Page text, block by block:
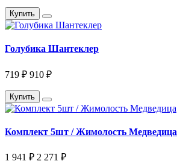
Купить
Голубика Шантеклер
719 ₽ 910 ₽
Купить
Комплект 5шт / Жимолость Медведица
1 941 ₽ 2 271 ₽